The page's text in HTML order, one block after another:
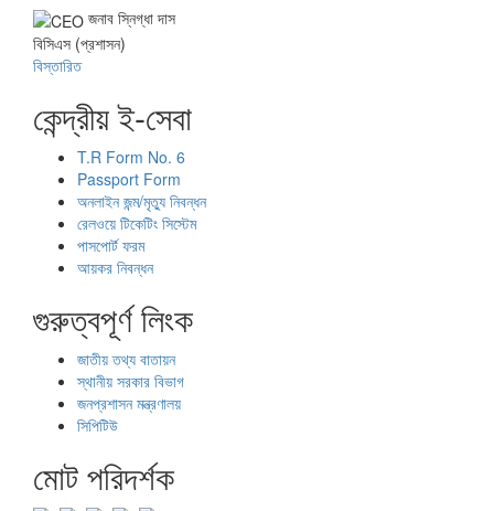
জনাব স্নিগ্ধা দাস
বিসিএস (প্রশাসন)
বিস্তারিত
কেন্দ্রীয় ই-সেবা
T.R Form No. 6
Passport Form
অনলাইন জন্ম/মৃত্যু নিবন্ধন
রেলওয়ে টিকেটিং সিস্টেম
পাসপোর্ট ফরম
আয়কর নিবন্ধন
গুরুত্বপূর্ণ লিংক
জাতীয় তথ্য বাতায়ন
স্থানীয় সরকার বিভাগ
জনপ্রশাসন মন্ত্রণালয়
সিপিটিউ
মোট পরিদর্শক